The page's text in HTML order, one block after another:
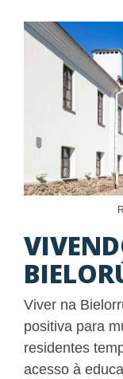
Viver na
positiva para
residentes
acesso à